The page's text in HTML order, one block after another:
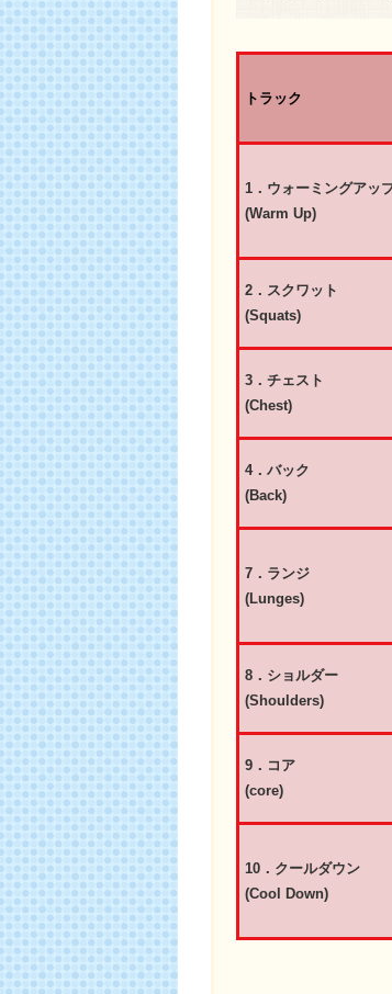
トラック
1．ウォーミングアッ
(Warm Up)
2．スクワット
(Squats)
3．チェスト
(Chest)
4．バック
(Back)
7．ランジ
(Lunges)
8．ショルダー
(Shoulders)
9．コア
(core)
10．クールダウン
(Cool Down)